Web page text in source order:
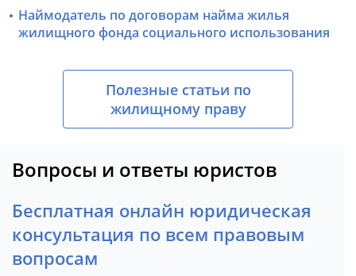
Наймодатель по договорам найма жилья
жилищного фонда социального использования
Полезные статьи по
жилищному праву
Вопросы и ответы юристов
Бесплатная онлайн юридическая
консультация по всем правовым
вопросам